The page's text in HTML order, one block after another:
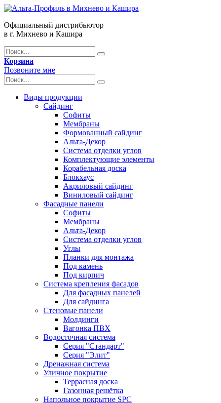
Официальный дистрибьютор
в г. Михнево и Кашира
Корзина
Позвоните мне
Виды продукции
Сайдинг
Софиты
Мембраны
Формованный сайдинг
Альта-Декор
Система отделки углов
Комплектующие элементы
Корабельная доска
Блокхаус
Акриловый сайдинг
Виниловый сайдинг
Фасадные панели
Софиты
Мембраны
Альта-Декор
Система отделки углов
Углы
Планки для монтажа
Под камень
Под кирпич
Система крепления фасадов
Для фасадных панелей
Для сайдинга
Стеновые панели
Молдинги
Вагонка ПВХ
Водосточная система
Серия "Стандарт"
Серия "Элит"
Дренажная система
Уличное покрытие
Террасная доска
Газонная решётка
Напольное покрытие SPC